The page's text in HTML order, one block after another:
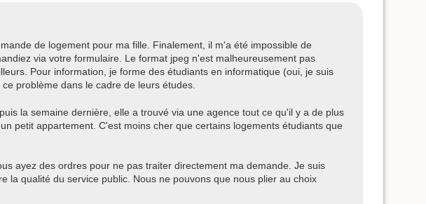
de logement pour ma fille. Finalement, il m'a été impossible de
via votre formulaire. Le format jpeg n'est malheureusement pas
Pour information, je forme des étudiants en informatique (oui, je suis
problème dans le cadre de leurs études.
la semaine dernière, elle a trouvé via une agence tout ce qu'il y a de plus
petit appartement. C'est moins cher que certains logements étudiants que
ayez des ordres pour ne pas traiter directement ma demande. Je suis
la qualité du service public. Nous ne pouvons que nous plier au choix